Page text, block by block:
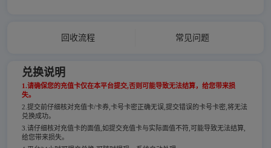
回收流程 常见问题
兑换说明
1.请确保您的充值卡仅在本平台提交,否则可能导致无法结算，给您带来损
失。
2.提交前仔细核对充值卡/卡券,卡号卡密正确无误,提交错误的卡号卡密,将无法
兑换成功。
3.请仔细核对充值卡的面值,如提交充值卡与实际面值不符,可能导致无法结算,
给您带来损失。